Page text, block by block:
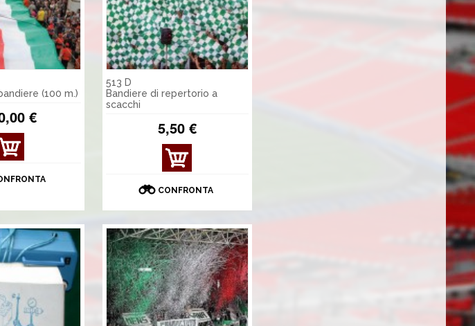
(100 m.)
€
513 D
Bandiere di repertorio a
scacchi
5,50 €
CONFRONTA